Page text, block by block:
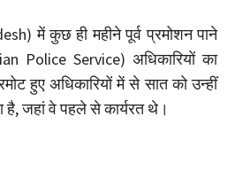
में कुछ ही महीने पूर्व प्रमोशन पाने
Police Service) अधिकारियों का
हुए अधिकारियों में से सात को उन्हीं
है, जहां वे पहले से कार्यरत थे।